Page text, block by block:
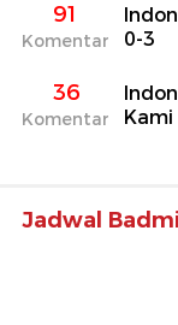
91
Komentar
0-3
36
Komentar
Jadwal